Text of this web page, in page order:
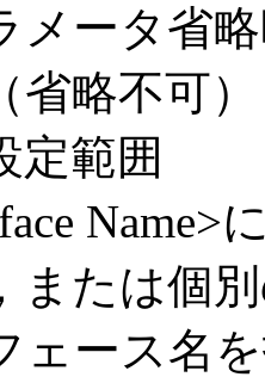
メータ省
省略不可）
定範囲
または個
ェース名